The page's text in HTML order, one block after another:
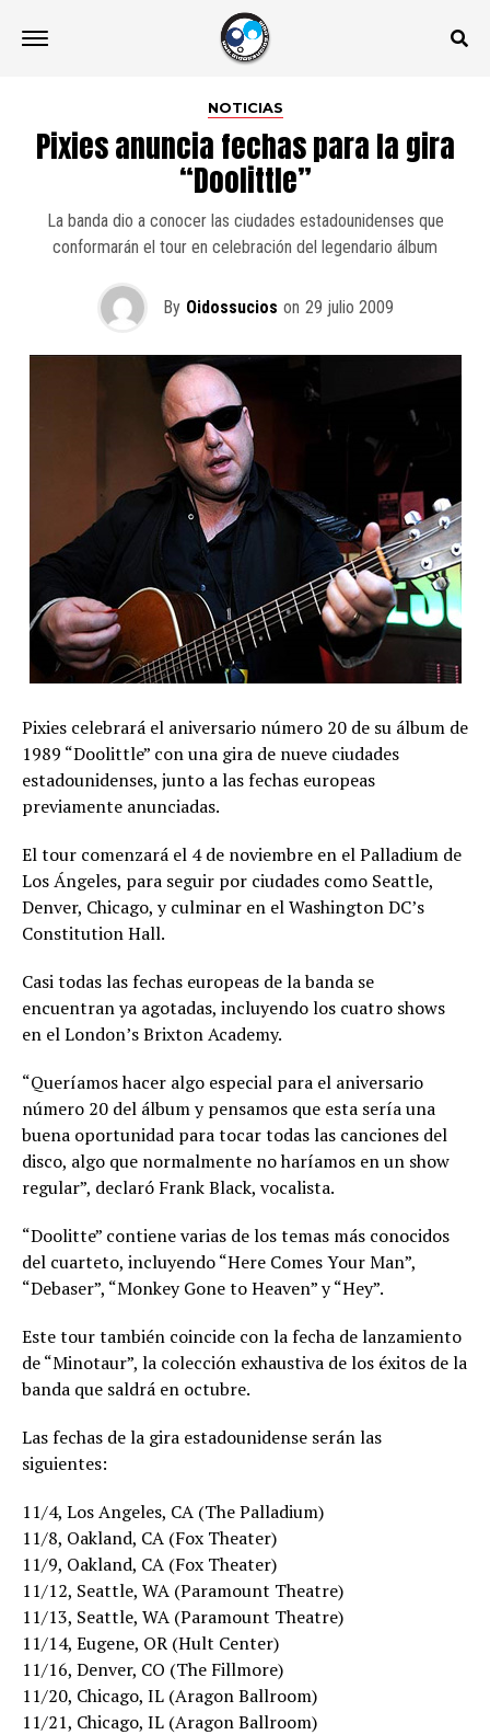
NOTICIAS
Pixies anuncia fechas para la gira
“Doolittle”
La banda dio a conocer las ciudades estadounidenses que
conformarán el tour en celebración del legendario álbum
By Oidossucios on 29 julio 2009
Pixies celebrará el aniversario número 20 de su álbum de
1989 “Doolittle” con una gira de nueve ciudades
estadounidenses, junto a las fechas europeas
previamente anunciadas.
El tour comenzará el 4 de noviembre en el Palladium de
Los Ángeles, para seguir por ciudades como Seattle,
Denver, Chicago, y culminar en el Washington DC’s
Constitution Hall.
Casi todas las fechas europeas de la banda se
encuentran ya agotadas, incluyendo los cuatro shows
en el London’s Brixton Academy.
“Queríamos hacer algo especial para el aniversario
número 20 del álbum y pensamos que esta sería una
buena oportunidad para tocar todas las canciones del
disco, algo que normalmente no haríamos en un show
regular”, declaró Frank Black, vocalista.
“Doolitte” contiene varias de los temas más conocidos
del cuarteto, incluyendo “Here Comes Your Man”,
“Debaser”, “Monkey Gone to Heaven” y “Hey”.
Este tour también coincide con la fecha de lanzamiento
de “Minotaur”, la colección exhaustiva de los éxitos de la
banda que saldrá en octubre.
Las fechas de la gira estadounidense serán las
siguientes:
11/4, Los Angeles, CA (The Palladium)
11/8, Oakland, CA (Fox Theater)
11/9, Oakland, CA (Fox Theater)
11/12, Seattle, WA (Paramount Theatre)
11/13, Seattle, WA (Paramount Theatre)
11/14, Eugene, OR (Hult Center)
11/16, Denver, CO (The Fillmore)
11/20, Chicago, IL (Aragon Ballroom)
11/21, Chicago, IL (Aragon Ballroom)